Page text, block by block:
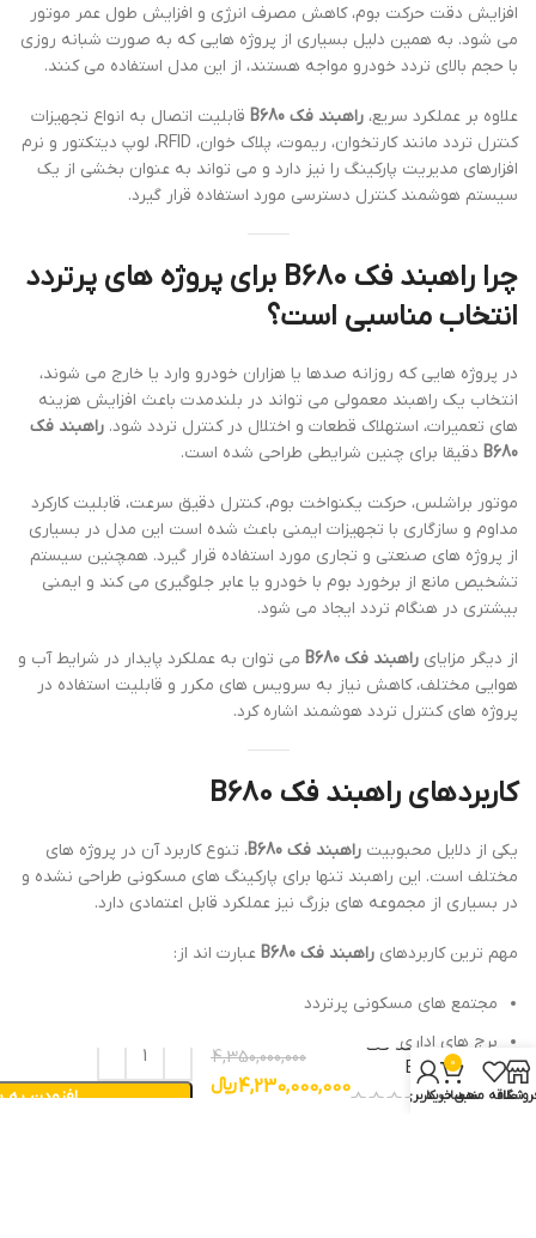
افزایش دقت حرکت بوم، کاهش مصرف انرژی و افزایش طول عمر موتور
می شود. به همین دلیل بسیاری از پروژه هایی که به صورت شبانه روزی
با حجم بالای تردد خودرو مواجه هستند، از این مدل استفاده می کنند.
علاوه بر عملکرد سریع، راهبند فک B680
قابلیت اتصال به انواع تجهیزات
کنترل تردد مانند کارتخوان، ریموت، پلاک خوان، RFID، لوپ دیتکتور و نرم
افزارهای مدیریت پارکینگ را نیز دارد و می تواند به عنوان بخشی از یک
سیستم هوشمند کنترل دسترسی مورد استفاده قرار گیرد.
چرا راهبند فک B680 برای پروژه های پرتردد
انتخاب مناسبی است؟
در پروژه هایی که روزانه صدها یا هزاران خودرو وارد یا خارج می شوند،
انتخاب یک راهبند معمولی می تواند در بلندمدت باعث افزایش هزینه
های تعمیرات، استهلاک قطعات و اختلال در کنترل تردد شود. راهبند فک
B680 دقیقا برای چنین شرایطی طراحی شده است.
موتور براشلس، حرکت یکنواخت بوم، کنترل دقیق سرعت، قابلیت کارکرد
مداوم و سازگاری با تجهیزات ایمنی باعث شده است این مدل در بسیاری
از پروژه های صنعتی و تجاری مورد استفاده قرار گیرد. همچنین سیستم
تشخیص مانع از برخورد بوم با خودرو یا عابر جلوگیری می کند و ایمنی
بیشتری در هنگام تردد ایجاد می شود.
از دیگر مزایای راهبند فک B680
می توان به عملکرد پایدار در شرایط آب و
هوایی مختلف، کاهش نیاز به سرویس های مکرر و قابلیت استفاده در
پروژه های کنترل تردد هوشمند اشاره کرد.
کاربردهای راهبند فک B680
یکی از دلایل محبوبیت راهبند فک B680
، تنوع کاربرد آن در پروژه های
مختلف است. این راهبند تنها برای پارکینگ های مسکونی طراحی نشده و
در بسیاری از مجموعه های بزرگ نیز عملکرد قابل اعتمادی دارد.
مهم ترین کاربردهای راهبند فک B680 عبارت اند از:
مجتمع های مسکونی پرتردد
برج های اداری
مراکز تجاری
راهبند فک
B680
4,350,000,000
4,230,000,000﷼ افزودن علاقه مندی
0
سبد خرید
حساب کاربری من